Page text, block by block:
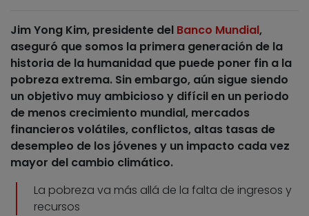
Jim Yong Kim, presidente del Banco Mundial,
aseguró que somos la primera generación de la
historia de la humanidad que puede poner fin a la
pobreza extrema. Sin embargo, aún sigue siendo
un objetivo muy ambicioso y difícilen un periodo
de menos crecimiento mundial, mercados
financieros volátiles, conflictos, altas tasas de
desempleo de los jóvenes y un impacto cada vez
mayor del cambio climático.
La pobreza va más allá de la falta de ingresos y
recursos